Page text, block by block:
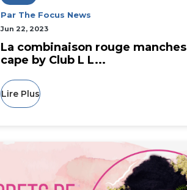
Par The Focus News
Jun 22, 2023
La combinaison rouge manches
cape by Club L L...
Lire Plus